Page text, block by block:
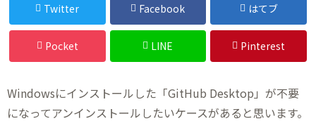
Twitter Facebook はてブ
Pocket LINE Pinterest
Windowsにインストールした「GitHub Desktop」が不要
になってアンインストールしたいケースがあると思います。